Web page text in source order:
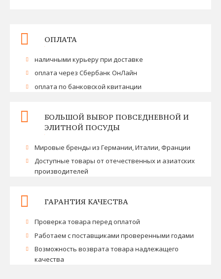
ОПЛАТА
наличными курьеру при доставке
оплата через Сбербанк ОнЛайн
оплата по банковской квитанции
БОЛЬШОЙ ВЫБОР ПОВСЕДНЕВНОЙ И
ЭЛИТНОЙ ПОСУДЫ
Мировые бренды из Германии, Италии, Франции
Доступные товары от отечественных и азиатских
производителей
ГАРАНТИЯ КАЧЕСТВА
Проверка товара перед оплатой
Работаем с поставщиками проверенными годами
Возможность возврата товара надлежащего
качества